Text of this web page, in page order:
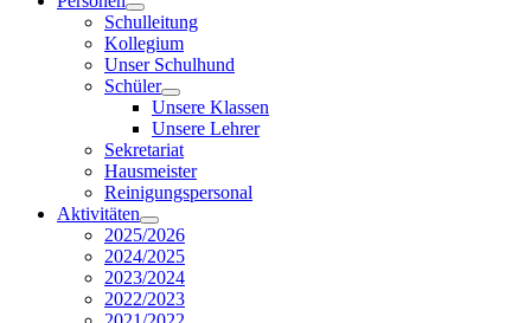
Schulleitung
Kollegium
Unser Schulhund
Schüler
Unsere Klassen
Unsere Lehrer
Sekretariat
Hausmeister
Reinigungspersonal
Aktivitäten
2025/2026
2024/2025
2023/2024
2022/2023